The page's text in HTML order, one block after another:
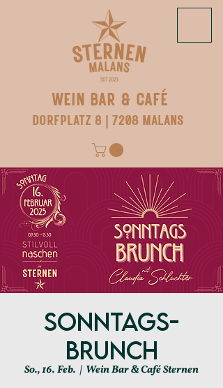
WEIN BAR & CAFÉ
DORFPLATZ 8 | 7208 MALANS
Sonntags-
Brunch
So., 16. Feb.
  |
Wein Bar & Café Sternen